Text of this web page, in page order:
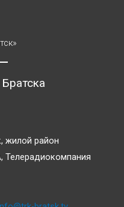
жилой район
Телерадиокомпания